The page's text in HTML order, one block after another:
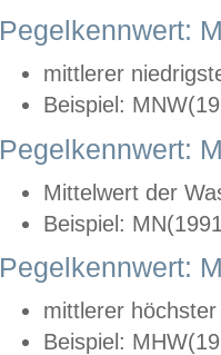
Pegelkennwert:
mittlerer
Beispiel:
Pegelkennwert:
Mittelwert der
Beispiel:
Pegelkennwert:
mittlerer
Beispiel: